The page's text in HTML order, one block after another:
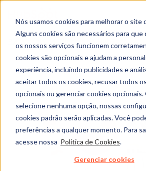
Nós usamos cookies para melhorar o site
Alguns cookies são necessários para que
os nossos serviços funcionem
cookies são opcionais e ajudam a
experiência, incluindo publicidades e
aceitar todos os cookies, recusar todos
opcionais ou gerenciar cookies opcionais.
selecione nenhuma opção, nossas
cookies padrão serão aplicadas. Você
preferências a qualquer momento. Para
acesse nossa Política de Cookies.
Gerenciar cookies
Plataforma de Clientes da HubSpot